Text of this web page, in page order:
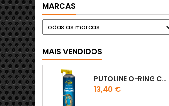
MARCAS
MAIS VENDIDOS
PUTOLINE O-RING CHAIN LUBE - SPRAY CORRENTE - 0,5 LT
Preço
13,40 €